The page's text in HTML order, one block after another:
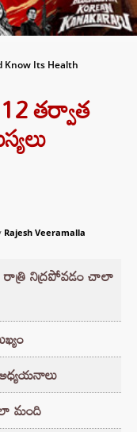
Know Its Health
తర్వాత
Rajesh Veeramalla
నిద్రపోవడం చాలా
మంది